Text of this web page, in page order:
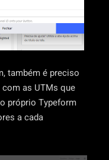
também é preciso
com as UTMs que
próprio Typeform
a cada